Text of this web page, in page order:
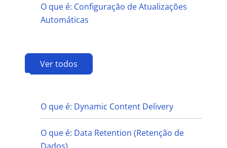
O que é: Configuração de Atualizações
Automáticas
Ver todos
D
O que é: Dynamic Content Delivery
O que é: Data Retention (Retenção de
Dados)